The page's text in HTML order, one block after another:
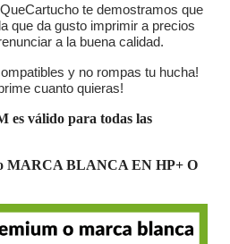
te demostramos que
que da gusto imprimir a precios
a la buena calidad.
y no rompas tu hucha!
cuanto quieras!
es válido para todas las
MARCA BLANCA EN HP+ O